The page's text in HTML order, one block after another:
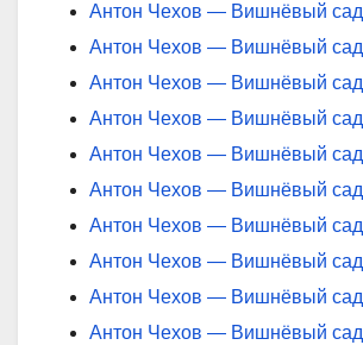
Антон Чехов — Вишнёвый сад
Антон Чехов — Вишнёвый сад
Антон Чехов — Вишнёвый сад
Антон Чехов — Вишнёвый сад
Антон Чехов — Вишнёвый сад
Антон Чехов — Вишнёвый сад
Антон Чехов — Вишнёвый сад
Антон Чехов — Вишнёвый сад
Антон Чехов — Вишнёвый сад
Антон Чехов — Вишнёвый сад